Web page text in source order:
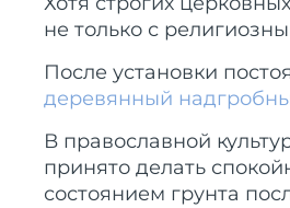
не только с
После установки
деревянный
В православной
принято делать
состоянием грунта